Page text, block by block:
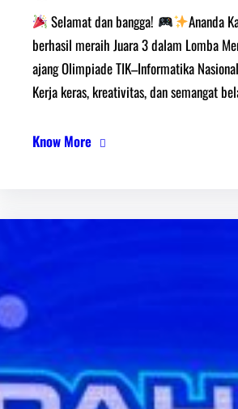
Selamat dan bangga!
Ananda
berhasil meraih Juara 3 dalam Lomba
ajang Olimpiade TIK–Informatika
Kerja keras, kreativitas, dan semangat
Know More